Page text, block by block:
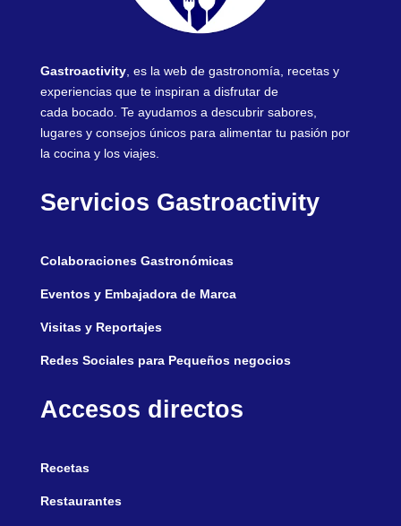
Gastroactivity, es la web de gastronomía, recetas y
experiencias que te inspiran a disfrutar de
cada bocado. Te ayudamos a descubrir sabores,
lugares y consejos únicos para alimentar tu pasión por
la cocina y los viajes.
Servicios Gastroactivity
Colaboraciones Gastronómicas
Eventos y Embajadora de Marca
Visitas y Reportajes
Redes Sociales para Pequeños negocios
Accesos directos
Recetas
Restaurantes